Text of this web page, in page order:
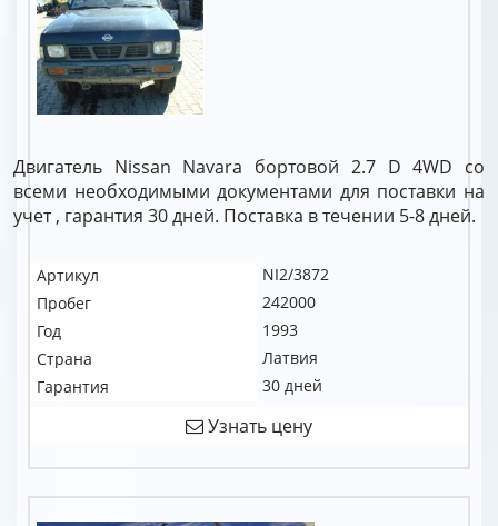
Двигатель Nissan Navara бортовой 2.7 D 4WD со
всеми необходимыми документами для поставки на
учет , гарантия 30 дней. Поставка в течении 5-8 дней.
Артикул
NI2/3872
Пробег
242000
Год
1993
Страна
Латвия
Гарантия
30 дней
Узнать цену